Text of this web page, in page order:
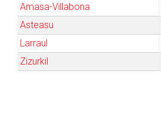
Amasa-Villabona
Asteasu
Larraul
Zizurkil